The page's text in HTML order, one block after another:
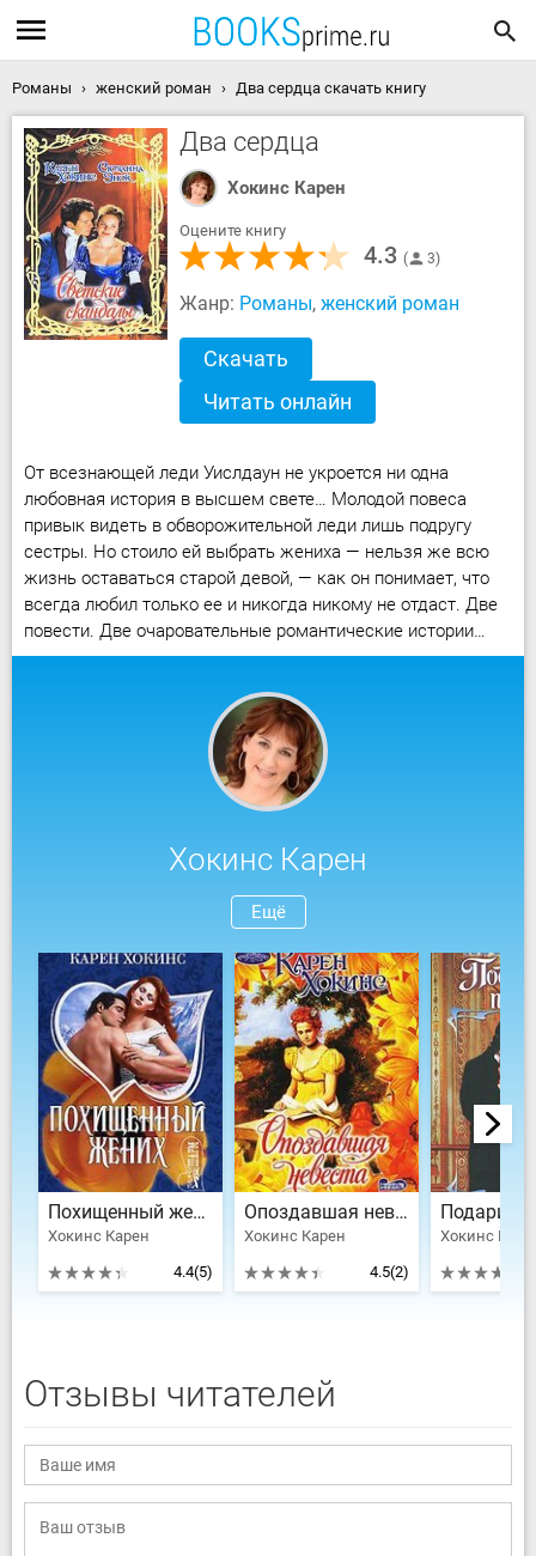
Романы женский роман Два сердца скачать книгу
Два сердца
Хокинс Карен
Оцените книгу
4.3 3
Жанр: Романы, женский роман
Скачать
Читать онлайн
От всезнающей леди Уислдаун не укроется ни одна
любовная история в высшем свете… Молодой повеса
привык видеть в обворожительной леди лишь подругу
сестры. Но стоило ей выбрать жениха — нельзя же всю
жизнь оставаться старой девой, — как он понимает, что
всегда любил только ее и никогда никому не отдаст. Две
повести. Две очаровательные романтические истории…
Хокинс Карен
Ещё
Похищенный жених
Хокинс Карен
4.4(5)
Опоздавшая невеста
Хокинс Карен
4.5(2)
Хокинс
Отзывы читателей